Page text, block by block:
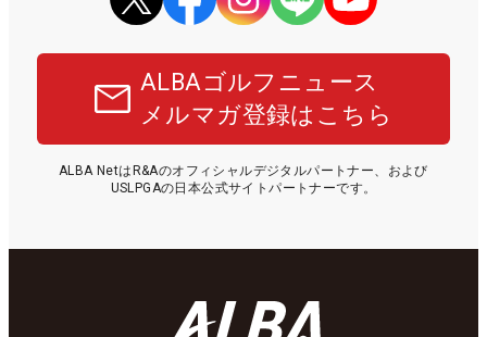
ALBAゴルフニュース
メルマガ登録はこちら
ALBA NetはR&Aのオフィシャルデジタルパートナー、および
USLPGAの日本公式サイトパートナーです。